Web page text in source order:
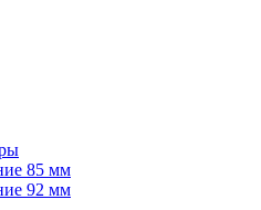
85 мм
92 мм